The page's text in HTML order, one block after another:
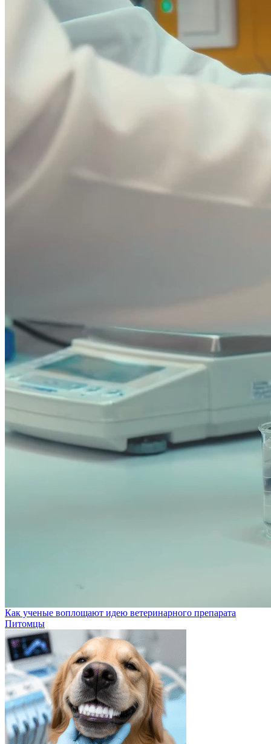
Как ученые воплощают идею ветеринарного препарата
Питомцы